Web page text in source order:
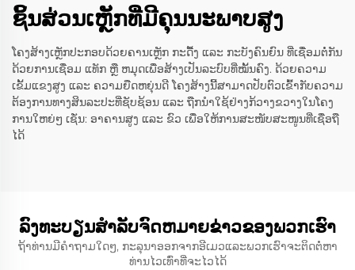
ຊິ້ນສ່ວນເຫຼັກທີ່ມີຄຸນນະພາບສູງ
ໂຄງສ້າງເຫຼັກປະກອບດ້ວຍຄານເຫຼັກ ກະດື້ງ ແລະ ກະບັງຄົນຍົນ ທີ່ເຊື່ອມຕໍ່ກັນ
ດ້ວຍການເຊື່ອມ ແທັກ ຫຼື ຫມຸດເພື່ອສ້າງເປັນລະບົບທີ່ໝັ້ນຄົງ. ດ້ວຍຄວາມ
ເຂັ້ມແຂງສູງ ແລະ ຄວາມຍືດຫຍຸ່ນດີ ໂຄງສ້າງນີ້ສາມາດປັບຕົວເຂົ້າກັບຄວາມ
ຕ້ອງການທາງສິນລະປະທີ່ຊັບຊ້ອນ ແລະ ຖືກນຳໃຊ້ຢ່າງກ້ວາງຂວາງໃນໂຄງ
ການໃຫຍ່ໆ ເຊັ່ນ: ອາຄານສູງ ແລະ ຂົວ ເພື່ອໃຫ້ການສະໜັບສະໜູນທີ່ເຊື່ອຖື
ໄດ້
ລົງທະບຽນສໍາລັບຈົດຫມາຍຂ່າວຂອງພວກເຮົາ
ຖ້າທ່ານມີຄໍາຖາມໃດໆ, ກະລຸນາອອກຈາກອີເມວແລະພວກເຮົາຈະຕິດຕໍ່ຫາ
ທ່ານໄວເທົ່າທີ່ຈະໄວໄດ້